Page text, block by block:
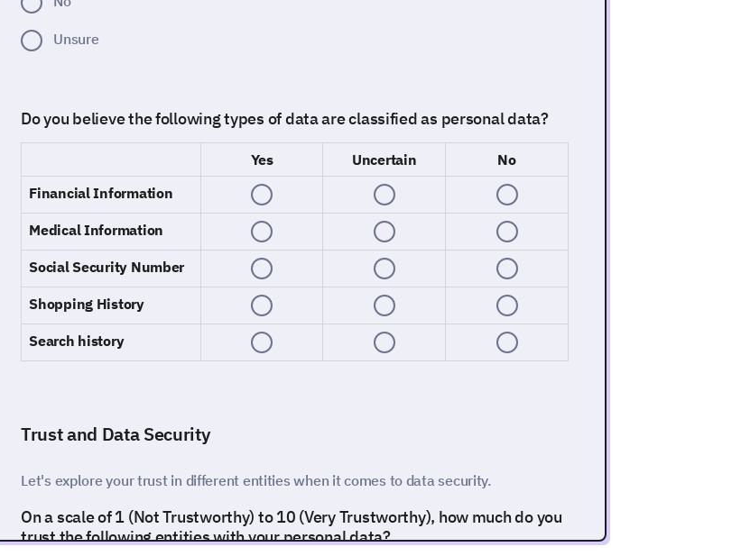
Unsure
Do you believe the following types of data are classified as personal data?
Yes Uncertain
No
Financial Information
Medical Information
Social Security Number
Shopping History
Search history
Trust and Data Security
Let's explore your trust in different entities when it comes to data security.
On a scale of 1 (Not Trustworthy) to 10 (Very Trustworthy), how much do you
trust the following entities with your personal data?